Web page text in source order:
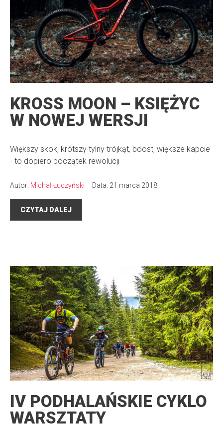
KROSS MOON – KSIĘŻYC
W NOWEJ WERSJI
Większy skok, krótszy tylny trójkąt, boost, większe kapcie
- to dopiero początek rewolucji
Autor: Michał Łuczyński Data: 21 marca 2018
CZYTAJ DALEJ
IV PODHALAŃSKIE CYKLO
WARSZTATY